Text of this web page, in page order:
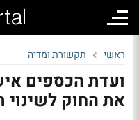
ראשי תקשורת ומדיה
ועדת הכספים
את החוק לשינוי